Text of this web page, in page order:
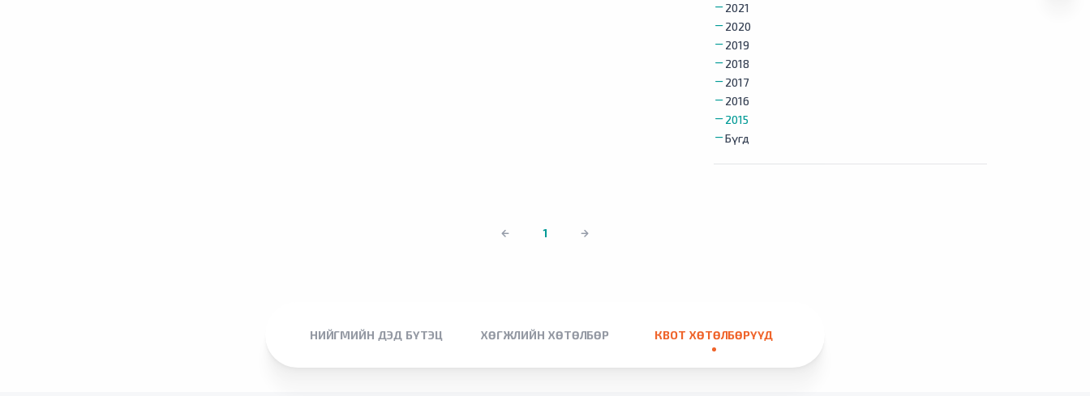
2021
2020
2019
2018
2017
2016
2015
Бүгд
1
НИЙГМИЙН ДЭД БҮТЭЦ ХӨГЖЛИЙН ХӨТӨЛБӨР КВОТ ХӨТӨЛБӨРҮҮД